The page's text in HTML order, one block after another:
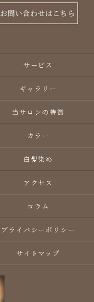
お問い合わせはこちら
サービス
ギャラリー
当サロンの特徴
カラー
白髪染め
アクセス
コラム
プライバシーポリシー
サイトマップ